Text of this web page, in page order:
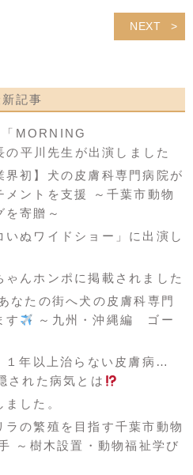
NEXT
記事
「MORNING
平川先生が出演しました
界初】犬の皮膚科専門病院が
メントを支援 ～千葉市動物
を寄贈～
いぬワイドショー」に出演し
ゃんホンポに掲載されました
なたの街へ犬の皮膚科専門
す
～九州・沖縄編 ゴー
１年以上治らない皮膚病…
れた病気とは
した。
ラの繁殖を目指す千葉市動物
～樹木設置・動物福祉学び